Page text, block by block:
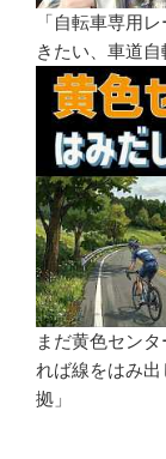
「自転車専用
きたい、車道
まだ黄色セン
れば線をはみ
拠」